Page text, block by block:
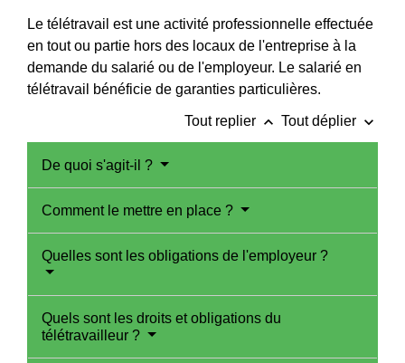
Le télétravail est une activité professionnelle effectuée
en tout ou partie hors des locaux de l'entreprise à la
demande du salarié ou de l'employeur. Le salarié en
télétravail bénéficie de garanties particulières.
Tout replier keyboard_arrow_up Tout déplier keyboard_arrow_down
De quoi s'agit-il ?
Comment le mettre en place ?
Quelles sont les obligations de l'employeur ?
Quels sont les droits et obligations du
télétravailleur ?